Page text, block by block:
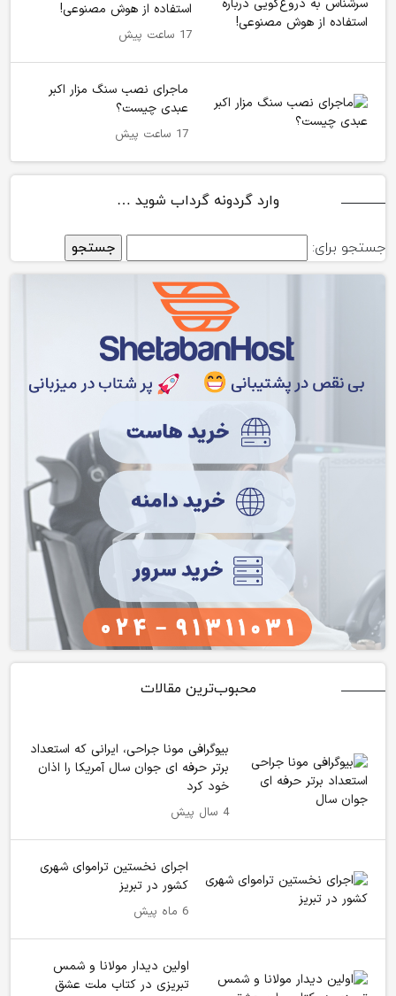
محبوب‌ترین مقالات
بیوگرافی مونا جراحی، ایرانی که استعداد
برتر حرفه ای جوان سال آمریکا را اذان
خود کرد
4 سال پیش
اجرای نخستین تراموای شهری
کشور در تبریز
6 ماه پیش
اولین دیدار مولانا و شمس
تبریزی در کتاب ملت عشق
استفاده از هوش مصنوعی!
17 ساعت پیش
ماجرای نصب سنگ مزار اکبر
عبدی چیست؟
17 ساعت پیش
وارد گردونه گرداب شوید …
جستجو برای: